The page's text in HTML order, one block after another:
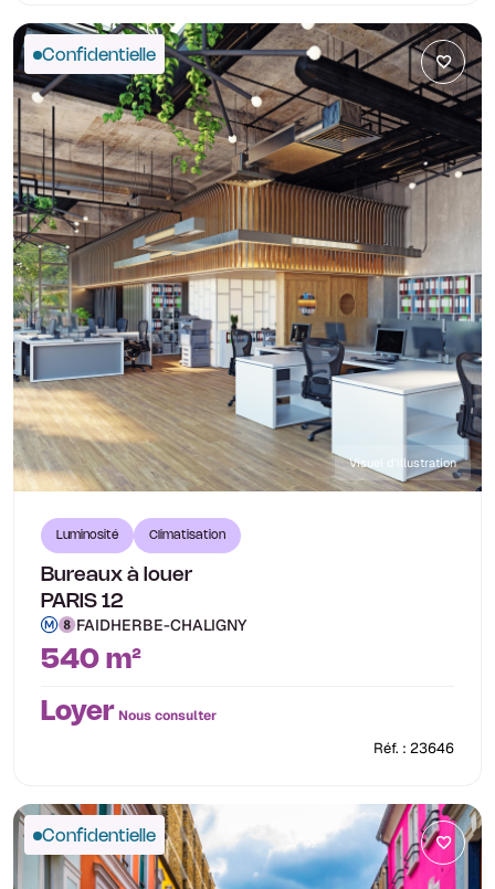
Confidentielle
Visuel d'illustration
Luminosité Climatisation
Bureaux à louer
PARIS 12
FAIDHERBE-CHALIGNY
540 m²
Loyer Nous consulter
Réf. : 23646
Confidentielle